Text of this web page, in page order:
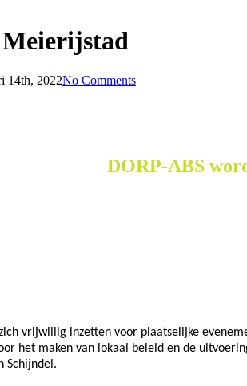
14th, 2022No Comments
DORP-ABS
vrijwillig inzetten voor plaatselijke
het maken van lokaal beleid en de
Schijndel.